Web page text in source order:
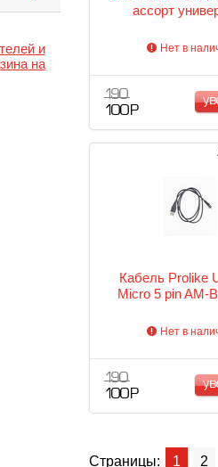
ассорт
Нет в
190
100 Р
Кабель Prolike
Micro 5 pin AM-
Нет в
190
100 Р
Страницы: 1 2